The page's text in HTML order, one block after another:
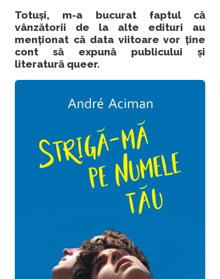
Totuși, m-a bucurat faptul că
vânzătorii de la alte edituri au
menționat că data viitoare vor ține
cont să expună publicului și
literatură queer.